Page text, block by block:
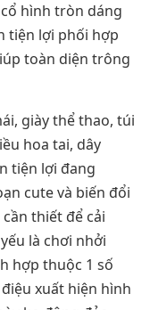
hình tròn dáng
tiện lợi phối hợp
toàn diện trông
giày thể thao, túi
hoa tai, dây
tiện lợi đang
cute và biến đổi
thiết để cải
là chơi nhởi
hợp thuộc 1 số
xuất hiện hình